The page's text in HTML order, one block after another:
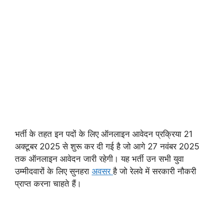
भर्ती के तहत इन पदों के लिए ऑनलाइन आवेदन प्रक्रिया 21
अक्टूबर 2025 से शुरू कर दी गई है जो आगे 27 नवंबर 2025
तक ऑनलाइन आवेदन जारी रहेगी। यह भर्ती उन सभी युवा
उम्मीदवारों के लिए सुनहरा अवसरहै जो रेलवे में सरकारी नौकरी
प्राप्त करना चाहते हैं।